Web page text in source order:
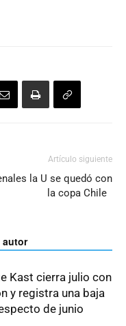
Artículo siguiente
la U se quedó con
la copa Chile
autor
Kast cierra julio con
y registra una baja
de junio